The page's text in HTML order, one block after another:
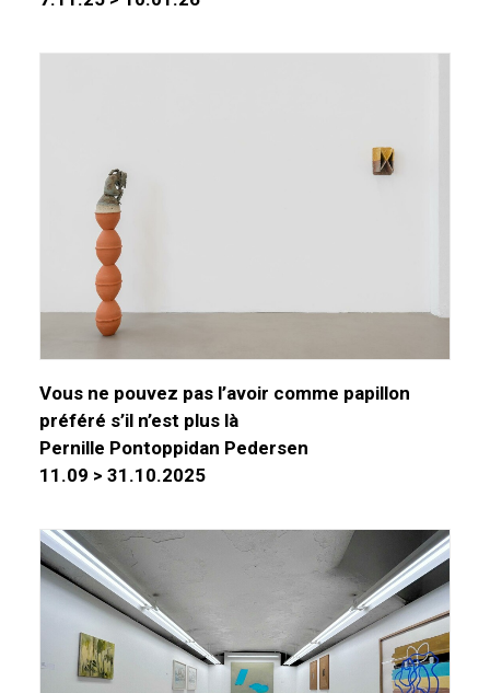
Vous ne pouvez pas l’avoir comme papillon
préféré s’il n’est plus là
Pernille Pontoppidan Pedersen
11.09 > 31.10.2025